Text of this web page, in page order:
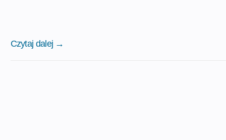
Czytaj dalej →